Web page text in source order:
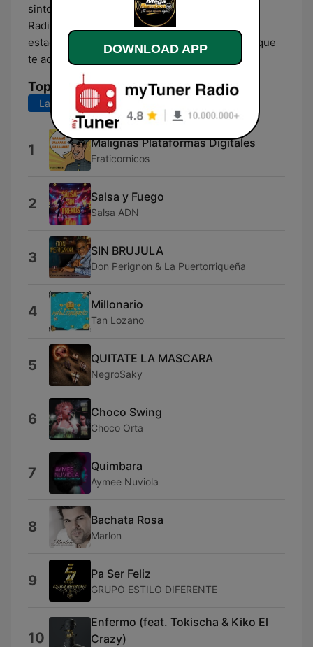
sintonizarnos fácilmente a través de My Tuner
Radio y Radio Box. 📲 Mega Rumbón FM, ¡tu
estación online con el sabor y la buena rumba que
te acompaña dondequiera que vayas!
Top Songs
Last 7 days Last 30 days
1 Malignas Plataformas Digitales
Fraticornicos
2 Salsa y Fuego
Salsa ADN
3 SIN BRUJULA
Don Perignon & La Puertorriqueña
4 Millonario
Tan Lozano
5 QUITATE LA MASCARA
NegroSaky
6 Choco Swing
Choco Orta
7 Quimbara
Aymee Nuviola
8 Bachata Rosa
Marlon
9 Pa Ser Feliz
GRUPO ESTILO DIFERENTE
10
Enfermo (feat. Tokischa & Kiko El
Crazy)
DOWNLOAD APP